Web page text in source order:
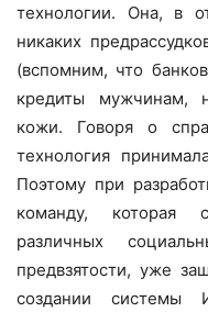
технологии. Она, в
никаких
(вспомним, что
кредиты мужчинам,
кожи. Говоря о
технология
Поэтому при
команду, которая
различных
предвзятости, уже
создании системы